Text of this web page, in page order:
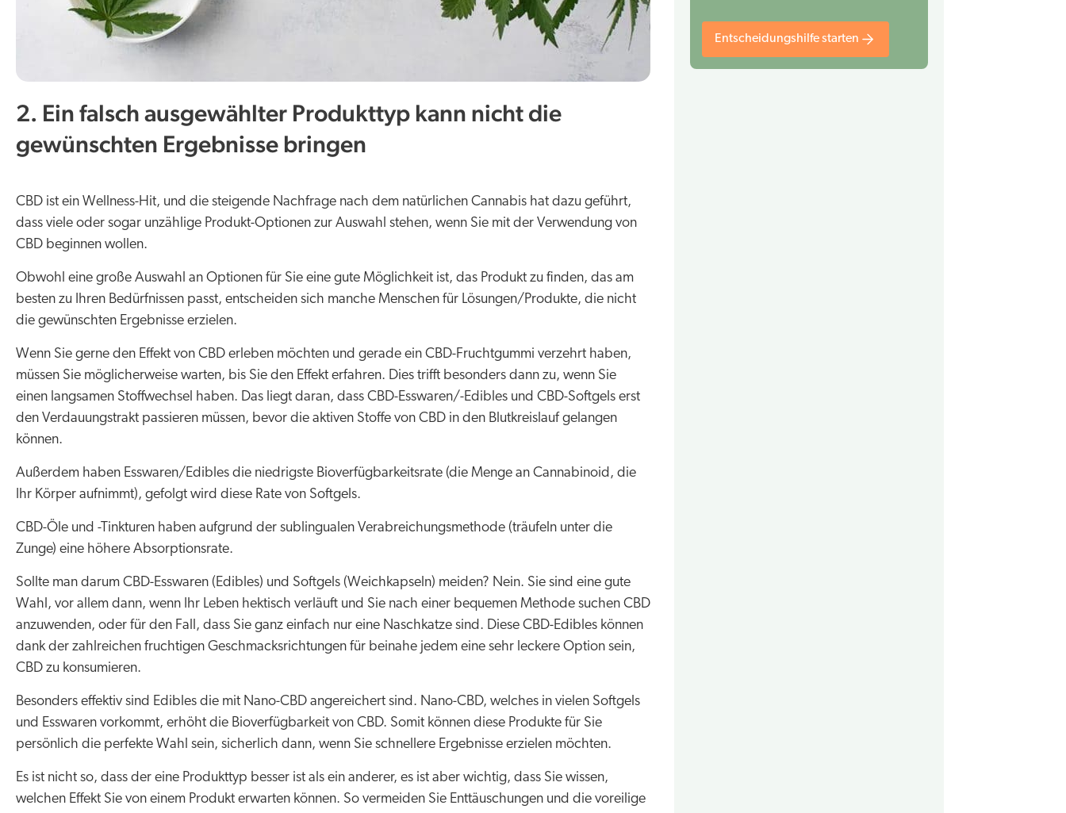
2. Ein falsch ausgewählter Produkttyp kann nicht die
gewünschten Ergebnisse bringen
CBD ist ein Wellness-Hit, und die steigende Nachfrage nach dem natürlichen Cannabis hat dazu geführt,
dass viele oder sogar unzählige Produkt-Optionen zur Auswahl stehen, wenn Sie mit der Verwendung von
CBD beginnen wollen.
Obwohl eine große Auswahl an Optionen für Sie eine gute Möglichkeit ist, das Produkt zu finden, das am
besten zu Ihren Bedürfnissen passt, entscheiden sich manche Menschen für Lösungen/Produkte, die nicht
die gewünschten Ergebnisse erzielen.
Wenn Sie gerne den Effekt von CBD erleben möchten und gerade ein CBD-Fruchtgummi verzehrt haben,
müssen Sie möglicherweise warten, bis Sie den Effekt erfahren. Dies trifft besonders dann zu, wenn Sie
einen langsamen Stoffwechsel haben. Das liegt daran, dass CBD-Esswaren/-Edibles und CBD-Softgels erst
den Verdauungstrakt passieren müssen, bevor die aktiven Stoffe von CBD in den Blutkreislauf gelangen
können.
Außerdem haben Esswaren/Edibles die niedrigste Bioverfügbarkeitsrate (die Menge an Cannabinoid, die
Ihr Körper aufnimmt), gefolgt wird diese Rate von Softgels.
CBD-Öle und -Tinkturen haben aufgrund der sublingualen Verabreichungsmethode (träufeln unter die
Zunge) eine höhere Absorptionsrate.
Sollte man darum CBD-Esswaren (Edibles) und Softgels (Weichkapseln) meiden? Nein. Sie sind eine gute
Wahl, vor allem dann, wenn Ihr Leben hektisch verläuft und Sie nach einer bequemen Methode suchen CBD
anzuwenden, oder für den Fall, dass Sie ganz einfach nur eine Naschkatze sind. Diese CBD-Edibles können
dank der zahlreichen fruchtigen Geschmacksrichtungen für beinahe jedem eine sehr leckere Option sein,
CBD zu konsumieren.
Besonders effektiv sind Edibles die mit Nano-CBD angereichert sind. Nano-CBD, welches in vielen Softgels
und Esswaren vorkommt, erhöht die Bioverfügbarkeit von CBD. Somit können diese Produkte für Sie
persönlich die perfekte Wahl sein, sicherlich dann, wenn Sie schnellere Ergebnisse erzielen möchten.
Es ist nicht so, dass der eine Produkttyp besser ist als ein anderer, es ist aber wichtig, dass Sie wissen,
welchen Effekt Sie von einem Produkt erwarten können. So vermeiden Sie Enttäuschungen und die voreilige
Entscheidungshilfe starten